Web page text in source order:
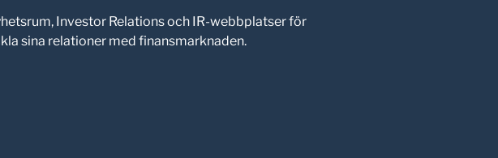
Investor Relations och IR-webbplatser för
sina relationer med finansmarknaden.